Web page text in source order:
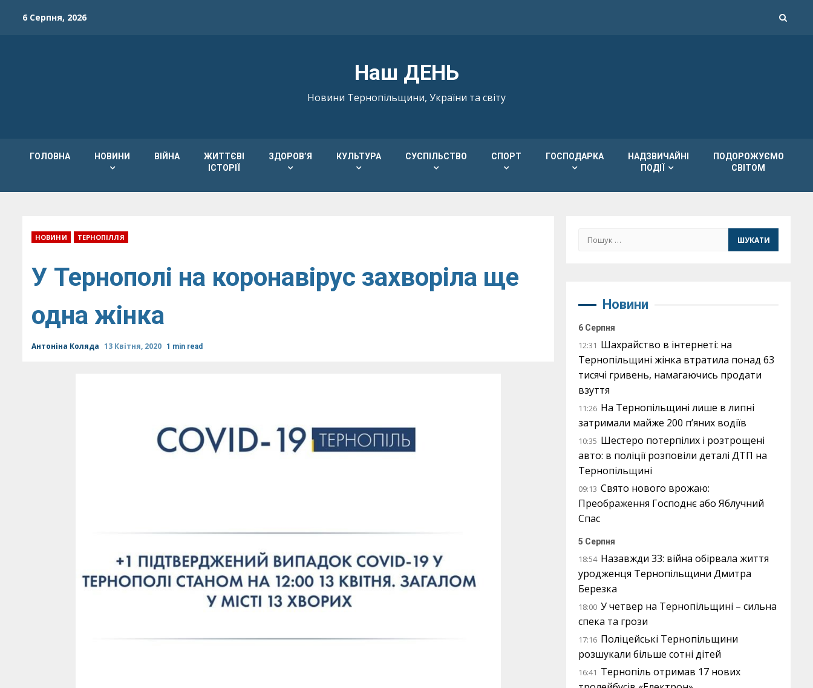
6 Серпня, 2026
Наш ДЕНЬ
Новини Тернопільщини, України та світу
ГОЛОВНА НОВИНИ ВІЙНА
ЖИТТЄВІ
ІСТОРІЇ
ЗДОРОВ’Я КУЛЬТУРА СУСПІЛЬСТВО СПОРТ ГОСПОДАРКА
НАДЗВИЧАЙНІ
ПОДІЇ
ПОДОРОЖУЄМО
СВІТОМ
НОВИНИ ТЕРНОПІЛЛЯ
У Тернополі на коронавірус захворіла ще
одна жінка
Антоніна Коляда 13 Квітня, 2020 1 min read
Пошук:
Новини
6 Серпня
12:31 Шахрайство в інтернеті: на
Тернопільщині жінка втратила понад 63
тисячі гривень, намагаючись продати
взуття
11:26 На Тернопільщині лише в липні
затримали майже 200 п’яних водіїв
10:35 Шестеро потерпілих і розтрощені
авто: в поліції розповіли деталі ДТП на
Тернопільщині
09:13 Свято нового врожаю:
Преображення Господнє або Яблучний
Спас
5 Серпня
18:54 Назавжди 33: війна обірвала життя
уродженця Тернопільщини Дмитра
Березка
18:00 У четвер на Тернопільщині – сильна
спека та грози
17:16 Поліцейські Тернопільщини
розшукали більше сотні дітей
16:41 Тернопіль отримав 17 нових